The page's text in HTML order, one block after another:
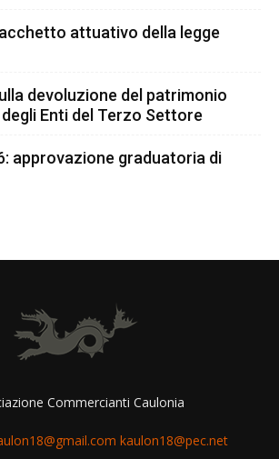
attuativo della legge
devoluzione del patrimonio
Enti del Terzo Settore
approvazione graduatoria di
Commercianti Caulonia
kaulon18@pec.net